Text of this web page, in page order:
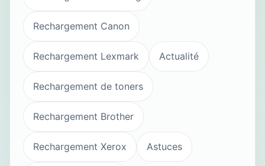
Rechargement Canon
Rechargement Lexmark Actualité
Rechargement de toners
Rechargement Brother
Rechargement Xerox Astuces